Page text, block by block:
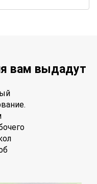
вам выдадут